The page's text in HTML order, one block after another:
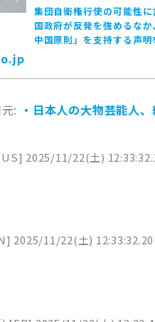
集団自衛権行使の可能性
国政府が反発を強めるな
中国原則」を支持する声明
: ・日本人の大物芸能人
2025/11/22(土)
2025/11/22(土)